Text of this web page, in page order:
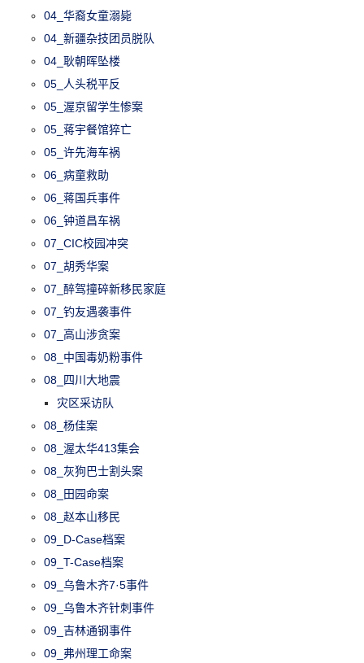
04_华裔女童溺毙
04_新疆杂技团员脱队
04_耿朝晖坠楼
05_人头税平反
05_渥京留学生惨案
05_蒋宇餐馆猝亡
05_许先海车祸
06_病童救助
06_蒋国兵事件
06_钟道昌车祸
07_CIC校园冲突
07_胡秀华案
07_醉驾撞碎新移民家庭
07_钓友遇袭事件
07_高山涉贪案
08_中国毒奶粉事件
08_四川大地震
灾区采访队
08_杨佳案
08_渥太华413集会
08_灰狗巴士割头案
08_田园命案
08_赵本山移民
09_D-Case档案
09_T-Case档案
09_乌鲁木齐7·5事件
09_乌鲁木齐针刺事件
09_吉林通钢事件
09_弗州理工命案